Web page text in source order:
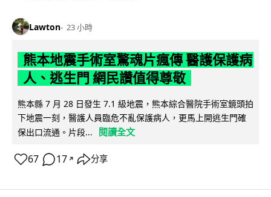
Lawton 23 小時
熊本地震手術室驚魂片瘋傳 醫護保護病
人、逃生門 網民讚值得尊敬
熊本縣 7 月 28 日發生 7.1 級地震，熊本綜合醫院手術室鏡頭拍
下地震一刻，醫護人員臨危不亂保護病人，更馬上開逃生門確
保出口流通。片段...
閱讀全文
67 17 ↗ 分享